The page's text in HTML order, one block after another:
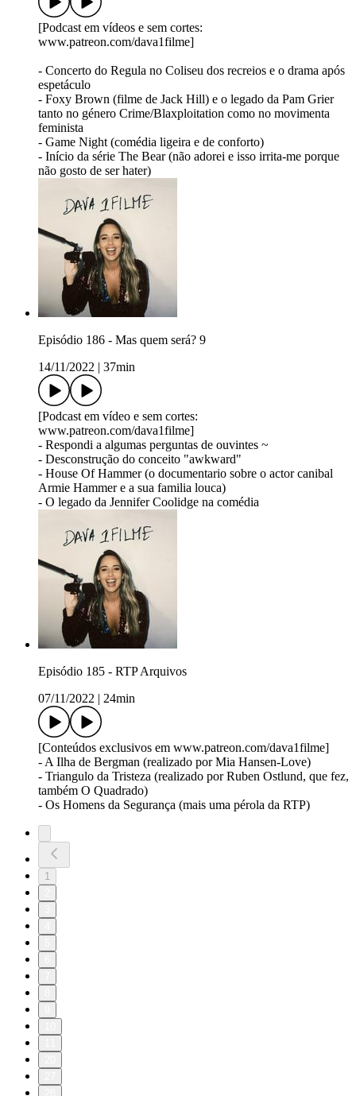
[Podcast em vídeos e sem cortes:
www.patreon.com/dava1filme]
- Concerto do Regula no Coliseu dos recreios e o drama após
espetáculo
- Foxy Brown (filme de Jack Hill) e o legado da Pam Grier
tanto no género Crime/Blaxploitation como no movimenta
feminista
- Game Night (comédia ligeira e de conforto)
- Início da série The Bear (não adorei e isso irrita-me porque
não gosto de ser hater)
Episódio 186 - Mas quem será? 9
14/11/2022 | 37min
[Podcast em vídeo e sem cortes:
www.patreon.com/dava1filme]
- Respondi a algumas perguntas de ouvintes ~
- Desconstrução do conceito "awkward"
- House Of Hammer (o documentario sobre o actor canibal
Armie Hammer e a sua familia louca)
- O legado da Jennifer Coolidge na comédia
Episódio 185 - RTP Arquivos
07/11/2022 | 24min
[Conteúdos exclusivos em www.patreon.com/dava1filme]
- A Ilha de Bergman (realizado por Mia Hansen-Love)
- Triangulo da Tristeza (realizado por Ruben Ostlund, que fez,
também O Quadrado)
- Os Homens da Segurança (mais uma pérola da RTP)
1